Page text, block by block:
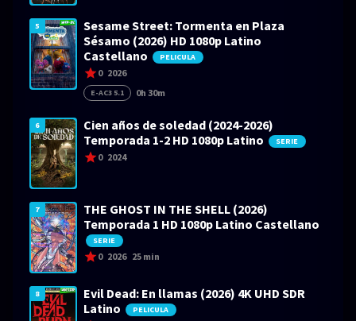
5
Sesame Street: Tormenta en Plaza
Sésamo (2026) HD 1080p Latino
Castellano
PELICULA
0 2026
E-AC3 5.1 0h 30m
6
Cien años de soledad (2024-2026)
Temporada 1-2 HD 1080p Latino
SERIE
0 2024
7
THE GHOST IN THE SHELL (2026)
Temporada 1 HD 1080p Latino Castellano
SERIE
0 2026 25 min
8
Evil Dead: En llamas (2026) 4K UHD SDR
Latino
PELICULA